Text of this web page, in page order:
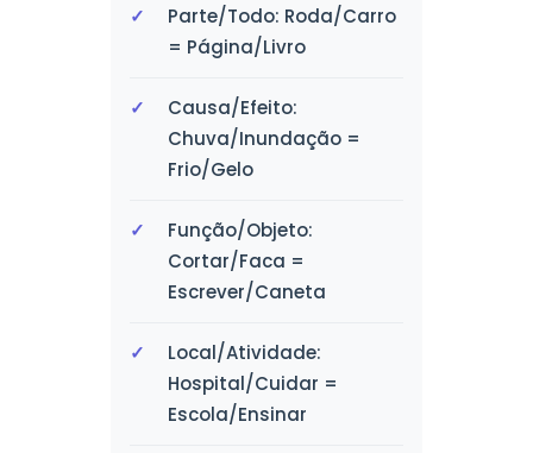
Parte/Todo: Roda/Carro
= Página/Livro
Causa/Efeito:
Chuva/Inundação =
Frio/Gelo
Função/Objeto:
Cortar/Faca =
Escrever/Caneta
Local/Atividade:
Hospital/Cuidar =
Escola/Ensinar